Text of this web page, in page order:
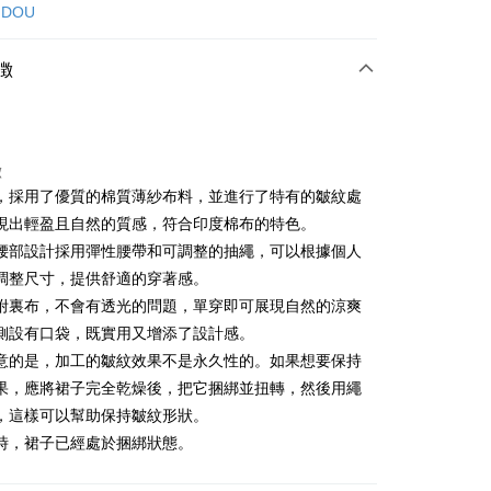
ード1回払い
使用説明】
は台湾大哥大によって提供され、台湾大哥大のユーザーは
しで即時に利用可能です。
で「OP Pay Later」を選択すると、注文が成立した後に自
Later の取引プロセスに移行し、携帯番号を確認後、分割
支払い期限を選択し、支払いを確認すると取引が完了しま
額、分割回数および費用については、後続の取引確認ペー
後払い
代金後払いについて
法でAFTEE代金後払いを選択すると、携帯電話認証ウィン
してお支払い手続を進めてください。
きのお支払いは不要です。商品はご指定の住所に配送されま
採用了優質的棉質薄紗布料，並進行了特有的皺紋處
出輕盈且自然的質感，符合印度棉布的特色。
部設計採用彈性腰帶和可調整的抽繩，可以根據個人
整尺寸，提供舒適的穿著感。
裏布，不會有透光的問題，單穿即可展現自然的涼爽
設有口袋，既實用又增添了設計感。
的是，加工的皺紋效果不是永久性的。如果想要保持
，應將裙子完全乾燥後，把它捆綁並扭轉，然後用繩
這樣可以幫助保持皺紋形狀。
，裙子已經處於捆綁狀態。